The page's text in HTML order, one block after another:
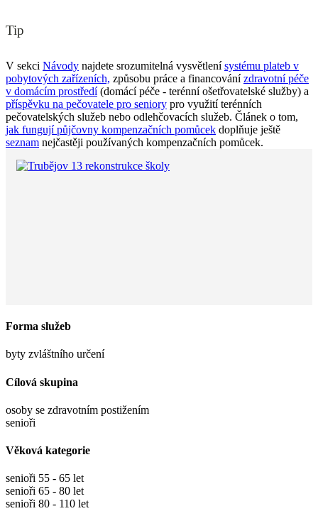
Tip
V sekci Návody najdete srozumitelná vysvětlenísystému plateb v
pobytových zařízeních, způsobu práce a financovánízdravotní péče
v domácím prostředí(domácí péče - terénní ošetřovatelské služby) a
příspěvku na pečovatele pro seniory pro využití terénních
pečovatelských služeb nebo odlehčovacích služeb. Článek o tom,
jak fungují půjčovny kompenzačních pomůcek doplňuje ještě
seznam nejčastěji používaných kompenzačních pomůcek.
Forma služeb
byty zvláštního určení
Cílová skupina
osoby se zdravotním postižením
senioři
Věková kategorie
senioři 55 - 65 let
senioři 65 - 80 let
senioři 80 - 110 let